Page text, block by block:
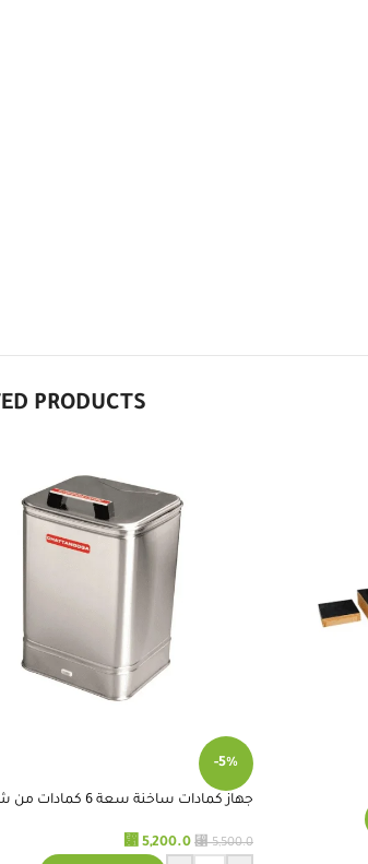
PRODUCTS
-5%
جهاز كمادات ساخنة سعة 6 كمادات من شتانوجا
⃁5,500.0
⃁ 5,200.0